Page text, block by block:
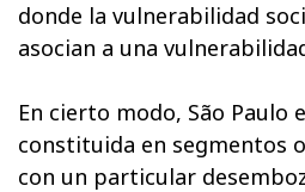
donde la vulnerabilidad
asocian a una
En cierto modo, São Paulo
constituida en segmentos
con un particular